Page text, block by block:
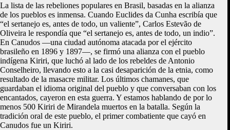
La lista de las rebeliones populares en Brasil, basadas en la alianza
de los pueblos es inmensa. Cuando Euclides da Cunha escribía que
“el sertanejo es, antes de todo, un valiente”, Carlos Estevão de
Oliveira le respondía que “el sertanejo es, antes de todo, un indio”.
En Canudos —una ciudad autónoma atacada por el ejército
brasileño en 1896 y 1897—, se firmó una alianza con el pueblo
indígena Kiriri, que luchó al lado de los rebeldes de Antonio
Conselheiro, llevando esto a la casi desaparición de la etnia, como
resultado de la masacre militar. Los últimos chamanes, que
guardaban el idioma original del pueblo y que conversaban con los
encantados, cayeron en esta guerra. Y estamos hablando de por lo
menos 500 Kiriri de Mirandela muertos en la batalla. Según la
tradición oral de este pueblo, el primer combatiente que cayó en
Canudos fue un Kiriri.